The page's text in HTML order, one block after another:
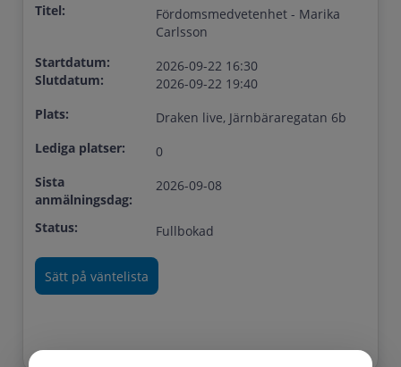
Titel:
Fördomsmedvetenhet - Marika
Carlsson
Startdatum:
Slutdatum:
2026-09-22 16:30
2026-09-22 19:40
Plats:
Draken live, Järnbäraregatan 6b
Lediga platser:
0
Sista
anmälningsdag:
2026-09-08
Status: Fullbokad